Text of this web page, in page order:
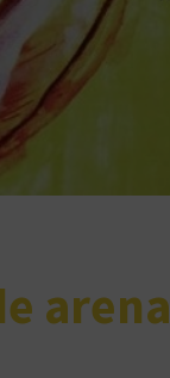
arena